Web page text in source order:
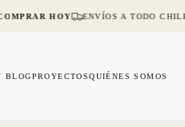
HOY ENVÍOS A TODO CHILE
BLOGPROYECTOSQUIÉNES SOMOS